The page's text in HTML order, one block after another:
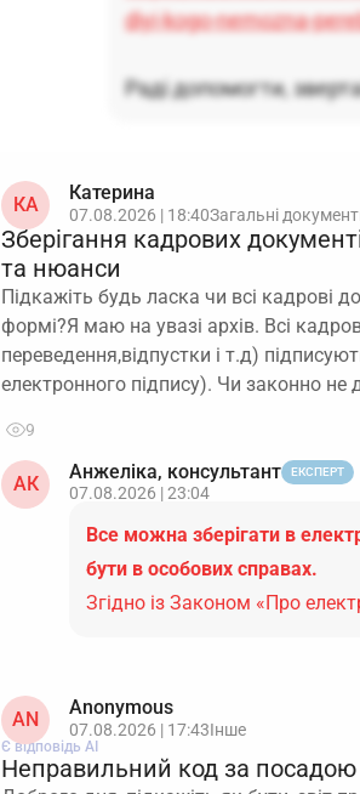
diyi-kogo-nemozna-
Раді допомогти,
КА
Катерина
07.08.2026 | 18:40Загальні
Зберігання кадрових
та нюанси
Підкажіть будь ласка чи всі кадрові
формі?Я маю на увазі архів. Всі
переведення,відпустки і т.д)
електронного підпису). Чи законно не
9
АК
Анжеліка, консультант ЕКСПЕРТ
07.08.2026 | 23:04
Все можна зберігати в
бути в особових справах.
Згідно із Законом «Про
AN
Anonymous
07.08.2026 | 17:43Інше
Є відповідь АІ
Неправильний код за посадою